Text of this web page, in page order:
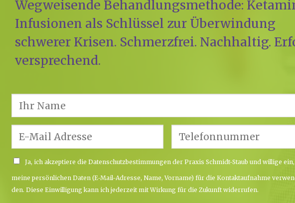
Weg­wei­sen­de Behand­lungs­me­tho­de:
Infu­sio­nen als Schlüs­sel zur Über­win­dung
schwe­rer Kri­sen. Schmerz­frei. Nach­hal­tig.
ver­spre­chend.
Ja, ich akzep­tie­re die Daten­schutz­be­stim­mun­gen der Pra­xis Schmidt-Staub und wil­li­ge
mei­ne persönlichen Daten (E‑Mail-Adres­se, Name, Vor­na­me) für die Kon­takt­auf­nah­me
den. Die­se Ein­wil­li­gung kann ich jeder­zeit mit Wir­kung für die Zukunft wider­ru­fen.